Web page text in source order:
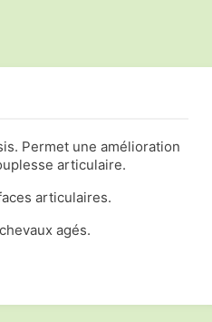
Permet une amélioration
articulaire.
articulaires.
agés.